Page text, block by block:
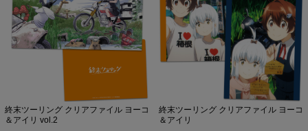
終末ツーリング クリアファイル ヨーコ
＆アイリ vol.2
終末ツーリング クリアファイル ヨーコ
＆アイリ